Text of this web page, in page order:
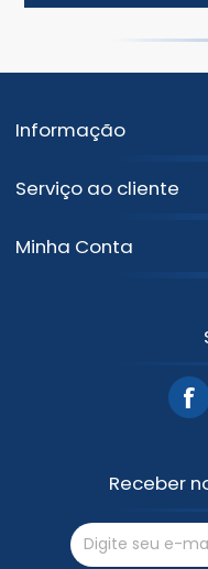
Informação
Serviço ao cliente
Minha Conta
Receber